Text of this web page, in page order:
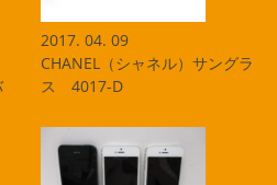
2017. 04. 09
CHANEL（シャネル）サングラ
ス 4017-D